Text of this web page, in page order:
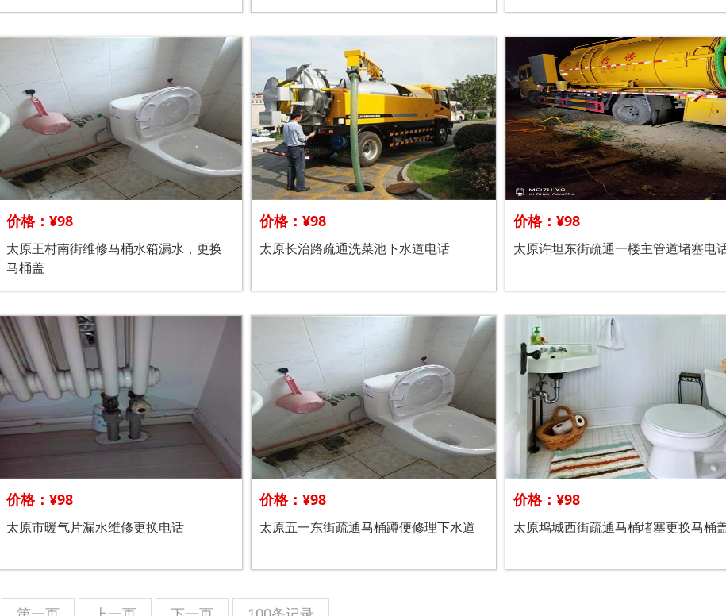
价格：¥98
太原王村南街维修马桶水箱漏水，更换
马桶盖
价格：¥98
太原长治路疏通洗菜池下水道电话
价格：¥98
太原许坦东街疏通一楼主管道堵塞电
价格：¥98
太原市暖气片漏水维修更换电话
价格：¥98
太原五一东街疏通马桶蹲便修理下水道
价格：¥98
太原坞城西街疏通马桶堵塞更换马桶